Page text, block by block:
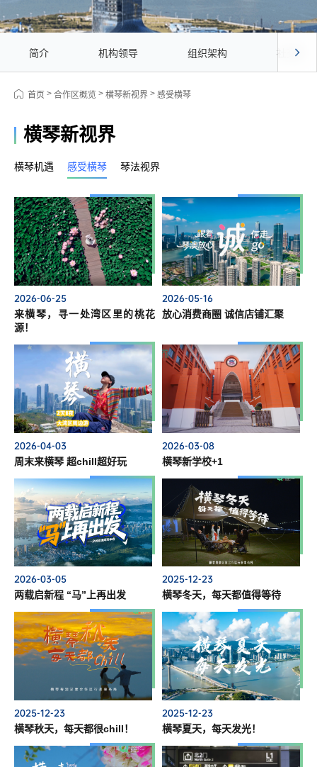
简介 机构领导 组织架构 社交媒
首页 > 合作区概览 > 横琴新视界 > 感受横琴
横琴新视界
横琴机遇 感受横琴 琴法视界
2026-06-25
来横琴，寻一处湾区里的桃花
源！
2026-05-16
放心消费商圈 诚信店铺汇聚
2026-04-03
周末来横琴 超chill超好玩
2026-03-08
横琴新学校+1
2026-03-05
两载启新程 “马”上再出发
2025-12-23
横琴冬天，每天都值得等待
2025-12-23
横琴秋天，每天都很chill！
2025-12-23
横琴夏天，每天发光！